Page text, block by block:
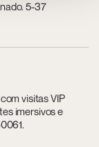
5-37
visitas VIP
imersivos e